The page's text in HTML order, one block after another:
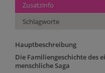
Zusatzinfo
Schlagworte
Hauptbeschreibung
Die Familiengeschichte des
menschliche Saga